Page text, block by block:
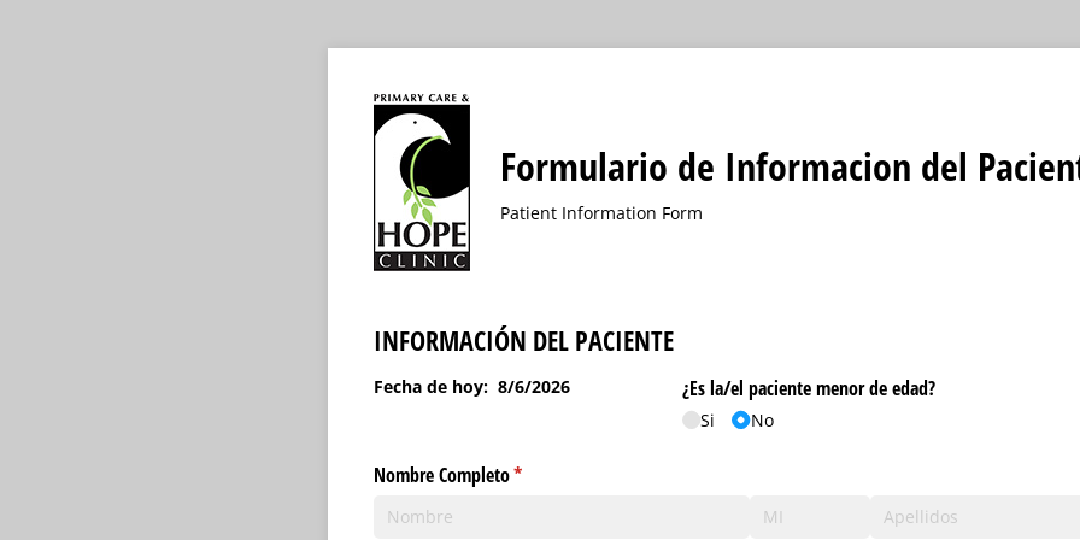
Formulario de Informacion del
Patient Information Form
INFORMACIÓN DEL PACIENTE
Fecha de hoy: 8/6/2026 ¿Es la/​el paciente menor de edad?
Si No
Nombre Completo*
(necesario)